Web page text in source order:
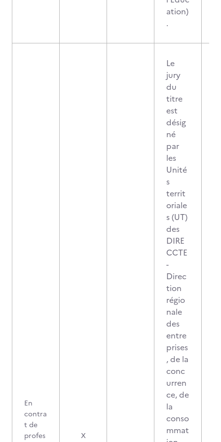
ation)
.
En
contra
t de
profes
X
Le
jury
du
titre
est
désig
né
par
les
Unité
s
territ
oriale
s (UT)
des
DIRE
CCTE
-
Direc
tion
régio
nale
des
entre
prises
, de la
conc
urren
ce, de
la
conso
mmat